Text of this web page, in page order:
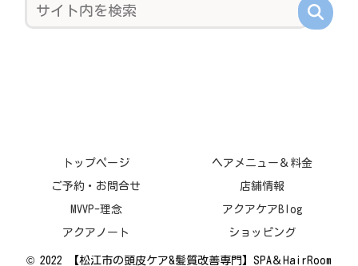
トップページ ヘアメニュー＆料金
ご予約・お問合せ 店舗情報
MVVP-理念 アクアケアBlog
アクアノート ショッピング
© 2022 【松江市の頭皮ケア&髪質改善専門】SPA＆HairRoom